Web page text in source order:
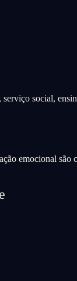
social,
emocional